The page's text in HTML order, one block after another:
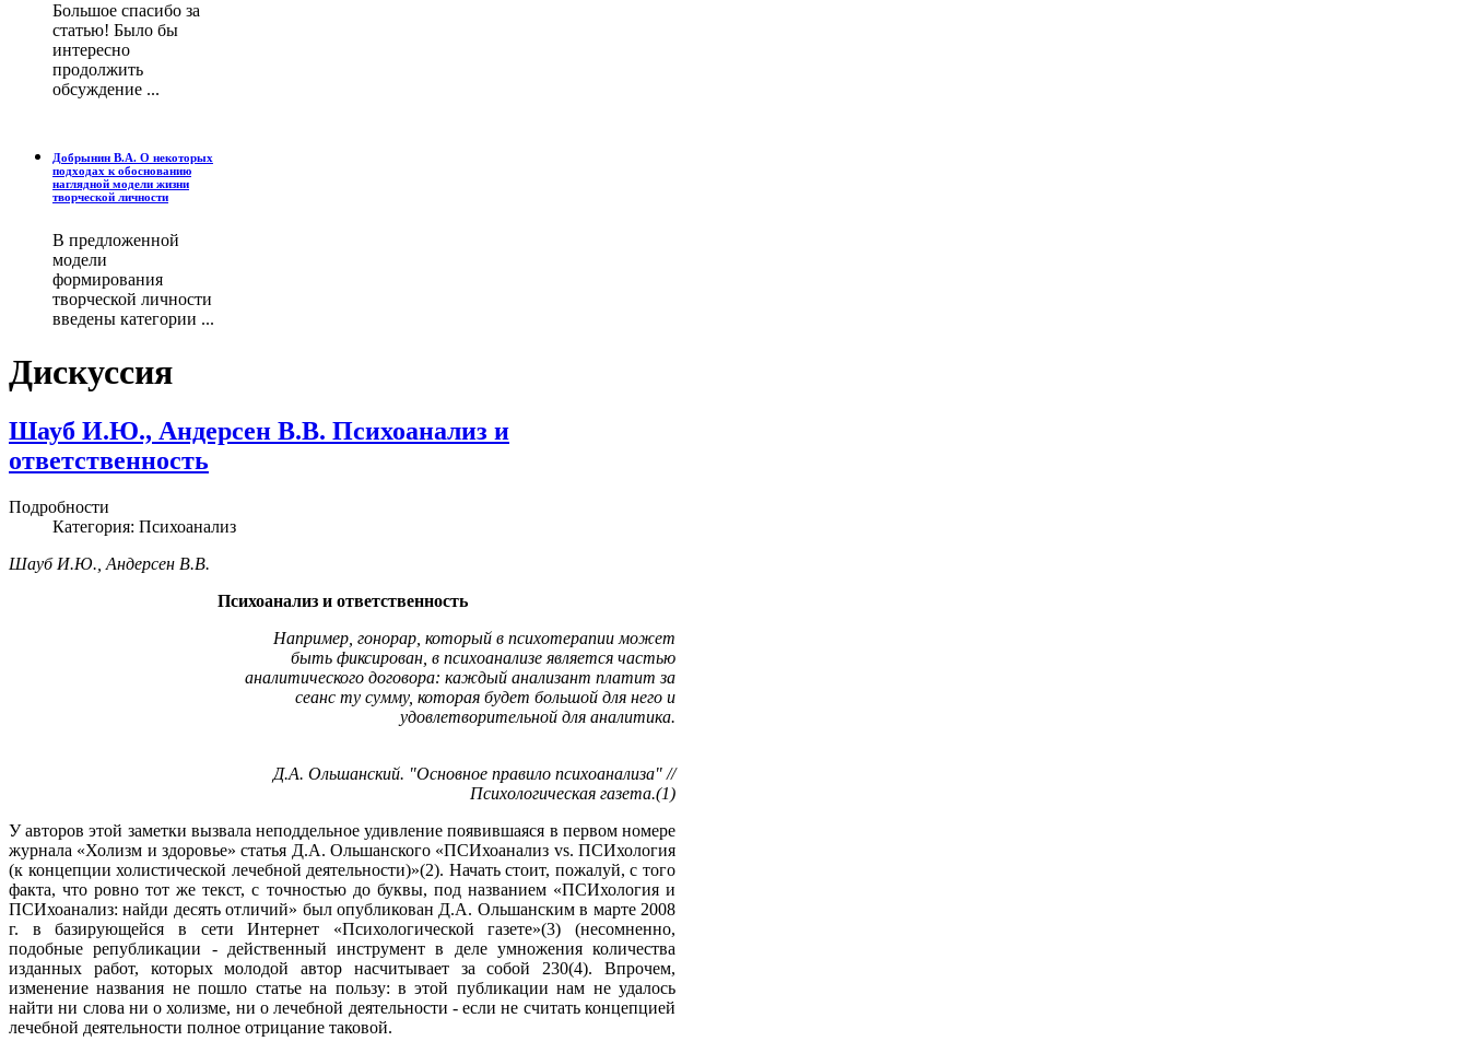
Большое спасибо за
статью! Было бы
интересно
продолжить
обсуждение ...
Добрынин В.А. О некоторых
подходах к обоснованию
наглядной модели жизни
творческой личности
В предложенной
модели
формирования
творческой личности
введены категории ...
Дискуссия
Шауб И.Ю., Андерсен В.В. Психоанализ и
ответственность
Подробности
Категория: Психоанализ
Шауб И.Ю., Андерсен В.В.
Психоанализ и ответственность
Например, гонорар, который в психотерапии может
быть фиксирован, в психоанализе является частью
аналитического договора: каждый анализант платит за
сеанс ту сумму, которая будет большой для него и
удовлетворительной для аналитика.
Д.А. Ольшанский. "Основное правило психоанализа" //
Психологическая газета.(1)
У авторов этой заметки вызвала неподдельное удивление появившаяся в первом номере
журнала «Холизм и здоровье» статья Д.А. Ольшанского «ПСИхоанализ vs. ПСИхология
(к концепции холистической лечебной деятельности)»(2). Начать стоит, пожалуй, с того
факта, что ровно тот же текст, с точностью до буквы, под названием «ПСИхология и
ПСИхоанализ: найди десять отличий» был опубликован Д.А. Ольшанским в марте 2008
г. в базирующейся в сети Интернет «Психологической газете»(3) (несомненно,
подобные републикации - действенный инструмент в деле умножения количества
изданных работ, которых молодой автор насчитывает за собой 230(4). Впрочем,
изменение названия не пошло статье на пользу: в этой публикации нам не удалось
найти ни слова ни о холизме, ни о лечебной деятельности - если не считать концепцией
лечебной деятельности полное отрицание таковой.